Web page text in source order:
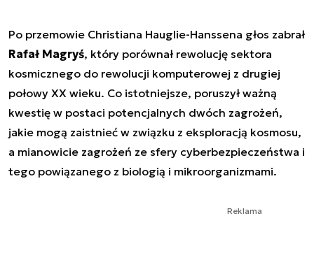
Po przemowie Christiana Hauglie-Hanssena głos zabrał
Rafał Magryś, który porównał rewolucję sektora
kosmicznego do rewolucji komputerowej z drugiej
połowy XX wieku. Co istotniejsze, poruszył ważną
kwestię w postaci potencjalnych dwóch zagrożeń,
jakie mogą zaistnieć w związku z eksploracją kosmosu,
a mianowicie zagrożeń ze sfery cyberbezpieczeństwa i
tego powiązanego z biologią i mikroorganizmami.
Reklama